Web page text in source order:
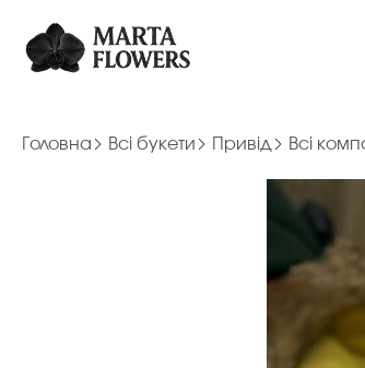
Головна Всі букети Привід Всі